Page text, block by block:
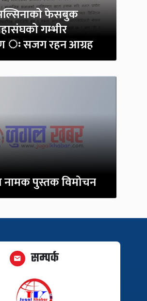
फेसबुक
गम्भीर
ः सजग रहन आग्रह
नामक पुस्तक विमोचन
सम्पर्क